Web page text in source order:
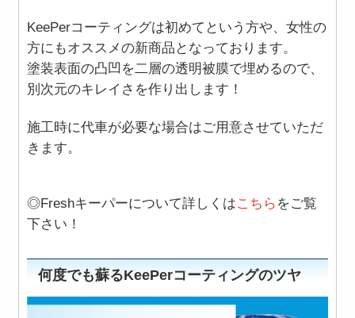
KeePerコーティングは初めてという方や、女性の
方にもオススメの新商品となっております。
塗装表面の凸凹を二層の透明被膜で埋めるので、
別次元のキレイさを作り出します！
施工時に代車が必要な場合はご用意させていただ
きます。
◎Freshキーパーについて詳しくはこちら をご覧
下さい！
何度でも蘇るKeePerコーティングのツヤ